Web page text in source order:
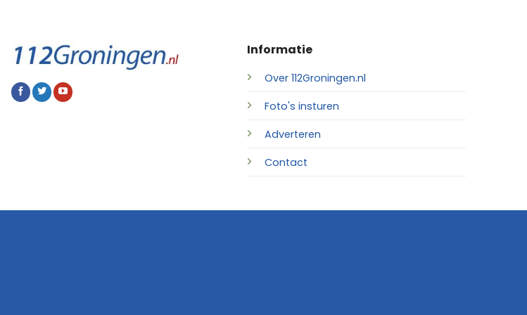
Informatie
Over 112Groningen.nl
Foto's insturen
Adverteren
Contact